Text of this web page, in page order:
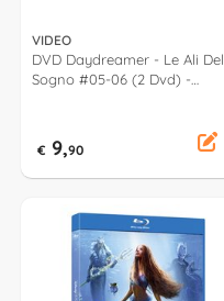
VIDEO
DVD Daydreamer - Le Ali Del
Sogno #05-06 (2 Dvd) -
€ 9,90